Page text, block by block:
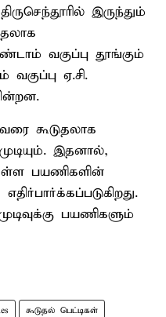
இருந்தும்
வகுப்பு தூங்கும்
ஏ.சி.
கூடுதலாக
இதனால்,
பயணிகளின்
பயணிகளும்
கூடுதல் பெட்டிகள்